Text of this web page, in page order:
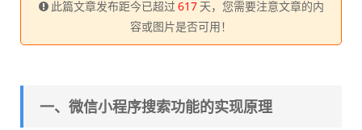
此篇文章发布距今已超过 617 天，您需要注意文章的内
容或图片是否可用！
一、微信小程序搜索功能的实现原理